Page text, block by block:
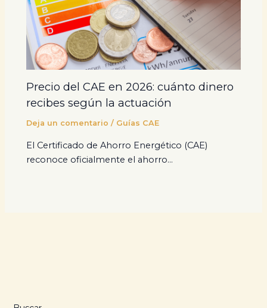
Precio del CAE en 2026: cuánto dinero
recibes según la actuación
Deja un comentario / Guías CAE
El Certificado de Ahorro Energético (CAE)
reconoce oficialmente el ahorro…